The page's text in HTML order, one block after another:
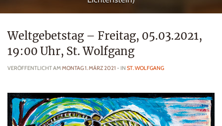
Weltgebetstag – Freitag, 05.03.2021,
19:00 Uhr, St. Wolfgang
VERÖFFENTLICHT AMMONTAG 1. MÄRZ 2021 - IN ST. WOLFGANG